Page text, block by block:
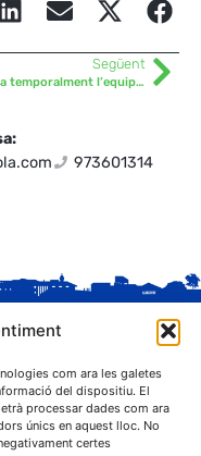
com ara les galetes
del dispositiu. El
processar dades com ara
únics en aquest lloc. No
certes
Següent
S’amplia temporalment l’equip de jardineria
973601314